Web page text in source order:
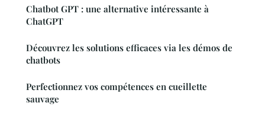
Chatbot GPT : une alternative intéressante à
ChatGPT
Découvrez les solutions efficaces via les démos de
chatbots
Perfectionnez vos compétences en cueillette
sauvage